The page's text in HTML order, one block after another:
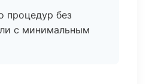
процедур без
с минимальным